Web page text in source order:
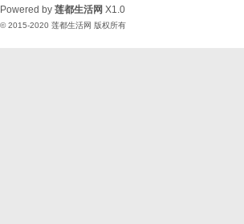
Powered by 莲都生活网 X1.0
© 2015-2020 莲都生活网 版权所有